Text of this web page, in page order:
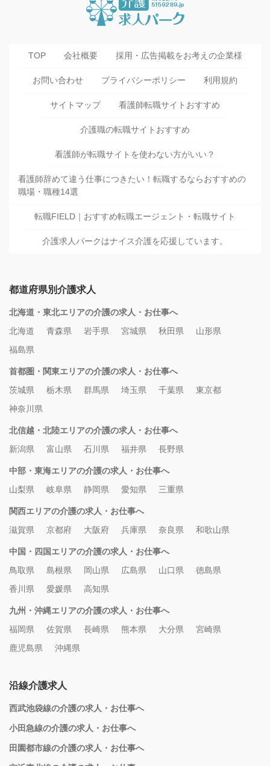
TOP 会社概要 採用・広告掲載をお考えの企業様
お問い合わせ プライバシーポリシー 利用規約
サイトマップ 看護師転職サイトおすすめ
介護職の転職サイトおすすめ
看護師が転職サイトを使わない方がいい？
看護師辞めて違う仕事につきたい！転職するならおすすめの
職場・職種14選
転職FIELD｜おすすめ転職エージェント・転職サイト
介護求人パークはナイス介護を応援しています。
都道府県別介護求人
北海道・東北エリアの介護の求人・お仕事へ
北海道
青森県 岩手県 宮城県 秋田県
山形県
福島県
首都圏・関東エリアの介護の求人・お仕事へ
茨城県
栃木県 群馬県 埼玉県 千葉県
東京都
神奈川県
北信越・北陸エリアの介護の求人・お仕事へ
新潟県
富山県 石川県 福井県 長野県
中部・東海エリアの介護の求人・お仕事へ
山梨県
岐阜県 静岡県 愛知県 三重県
関西エリアの介護の求人・お仕事へ
滋賀県
京都府 大阪府 兵庫県 奈良県 和歌山県
中国・四国エリアの介護の求人・お仕事へ
鳥取県
島根県 岡山県 広島県 山口県
徳島県
香川県
愛媛県 高知県
九州・沖縄エリアの介護の求人・お仕事へ
福岡県
佐賀県 長崎県 熊本県 大分県
宮崎県
鹿児島県
沖縄県
沿線介護求人
西武池袋線の介護の求人・お仕事へ
小田急線の介護の求人・お仕事へ
田園都市線の介護の求人・お仕事へ